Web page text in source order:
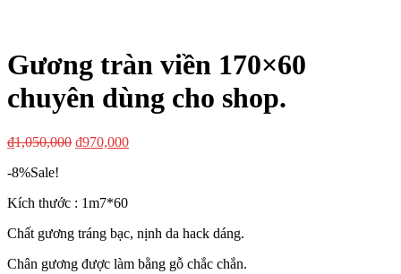
Gương tràn viền 170×60
chuyên dùng cho shop.
₫1,050,000 ₫970,000
-8%Sale!
Kích thước : 1m7*60
Chất gương tráng bạc, nịnh da hack dáng.
Chân gương được làm bằng gỗ chắc chắn.